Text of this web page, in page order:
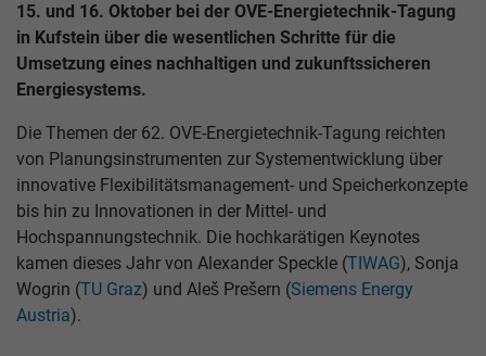
15. und 16. Oktober bei der OVE-Energietechnik-Tagung
in Kufstein über die wesentlichen Schritte für die
Umsetzung eines nachhaltigen und zukunftssicheren
Energiesystems.
Die Themen der 62. OVE-Energietechnik-Tagung reichten
von Planungsinstrumenten zur Systementwicklung über
innovative Flexibilitätsmanagement- und Speicherkonzepte
bis hin zu Innovationen in der Mittel- und
Hochspannungstechnik. Die hochkarätigen Keynotes
kamen dieses Jahr von Alexander Speckle (TIWAG), Sonja
Wogrin (TU Graz) und Aleš Prešern (Siemens Energy
Austria).